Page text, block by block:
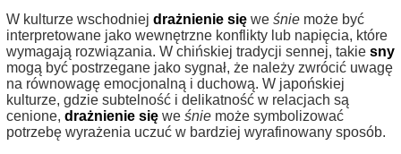
W kulturze wschodniej drażnienie się we śnie może być
interpretowane jako wewnętrzne konflikty lub napięcia, które
wymagają rozwiązania. W chińskiej tradycji sennej, takie sny
mogą być postrzegane jako sygnał, że należy zwrócić uwagę
na równowagę emocjonalną i duchową. W japońskiej
kulturze, gdzie subtelność i delikatność w relacjach są
cenione, drażnienie się we śnie może symbolizować
potrzebę wyrażenia uczuć w bardziej wyrafinowany sposób.